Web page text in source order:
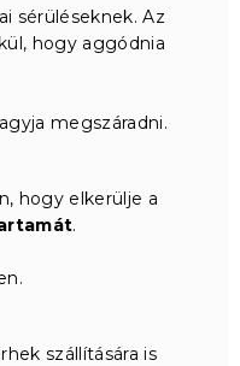
sérüléseknek. Az
hogy aggódnia
megszáradni.
hogy elkerülje a
.
szállítására is